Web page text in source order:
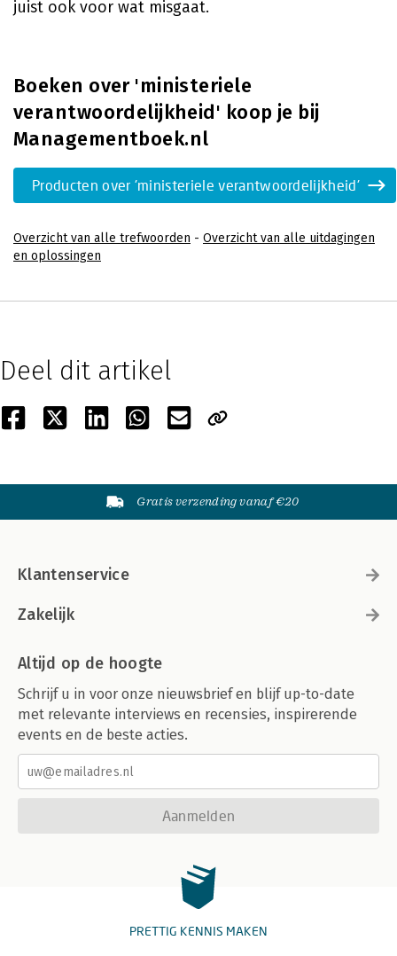
juist ook voor wat misgaat.
Boeken over 'ministeriele
verantwoordelijkheid' koop je bij
Managementboek.nl
Producten over 'ministeriele verantwoordelijkheid'
Overzicht van alle trefwoorden - Overzicht van alle uitdagingen
en oplossingen
Deel dit artikel
Gratis verzending vanaf €20
Klantenservice
Zakelijk
Altijd op de hoogte
Schrijf u in voor onze nieuwsbrief en blijf up-to-date
met relevante interviews en recensies, inspirerende
events en de beste acties.
Aanmelden
PRETTIG KENNIS MAKEN